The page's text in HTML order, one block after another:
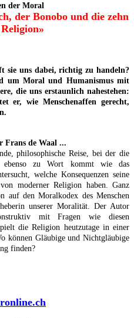
der Moral
der Bonobo und die zehn
uns dabei, richtig zu handeln?
um Moral und Humanismus mit
die uns erstaunlich nahestehen:
er, wie Menschenaffen gerecht,
Frans de Waal ...
philosophische Reise, bei der die
ebenso zu Wort kommt wie das
welche Konsequenzen seine
moderner Religion haben. Ganz
auf den Moralkodex des Menschen
unserer Moralität. Der Autor
mit Fragen wie diesen
die Religion heutzutage in einer
können Gläubige und Nichtgläubige
finden?